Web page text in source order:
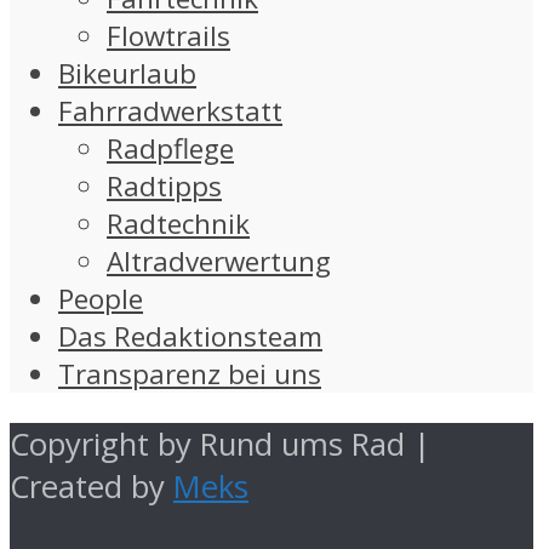
Flowtrails
Bikeurlaub
Fahrradwerkstatt
Radpflege
Radtipps
Radtechnik
Altradverwertung
People
Das Redaktionsteam
Transparenz bei uns
Copyright by Rund ums Rad |
Created by Meks